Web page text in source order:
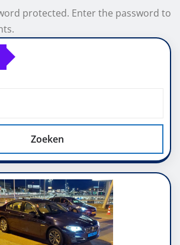
protected. Enter the password to
Zoeken